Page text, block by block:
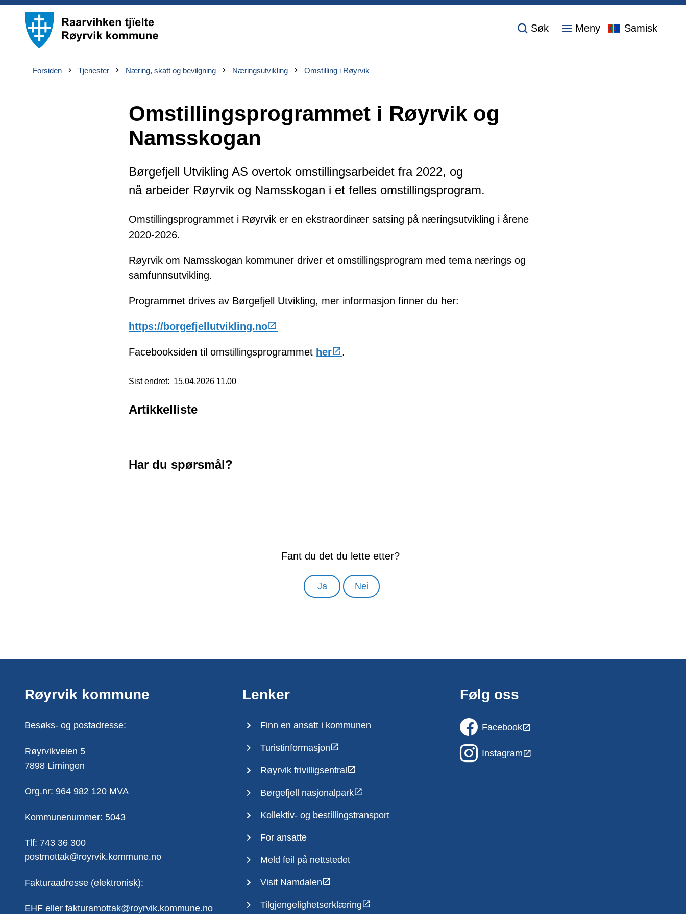
Søk Meny Samisk
D
Forsiden Tjenester Næring, skatt og bevilgning Næringsutvikling Omstilling i Røyrvik
Omstillingsprogrammet i Røyrvik og
Namsskogan
Børgefjell Utvikling AS overtok omstillingsarbeidet fra 2022, og
nå arbeider Røyrvik og Namsskogan i et felles omstillingsprogram.
Omstillingsprogrammet i Røyrvik er en ekstraordinær satsing på næringsutvikling i årene
2020-2026.
Røyrvik om Namsskogan kommuner driver et omstillingsprogram med tema nærings og
samfunnsutvikling.
Programmet drives av Børgefjell Utvikling, mer informasjon finner du her:
https://borgefjellutvikling.no
Facebooksiden til omstillingsprogrammet her .
Sist endret 15.04.2026 11.00
Artikkelliste
Har du spørsmål?
Fant du det du lette etter?
Ja Nei
Røyrvik kommune
Besøks- og postadresse:
Røyrvikveien 5
7898 Limingen
Org.nr: 964 982 120 MVA
Kommunenummer: 5043
Tlf: 743 36 300
postmottak@royrvik.kommune.no
Fakturaadresse (elektronisk):
EHF eller fakturamottak@royrvik.kommune.no
Lenker
Finn en ansatt i kommunen
Turistinformasjon
Røyrvik frivilligsentral
Børgefjell nasjonalpark
Kollektiv- og bestillingstransport
For ansatte
Meld feil på nettstedet
Visit Namdalen
Tilgjengelighetserklæring
Følg oss
Facebook
Instagram